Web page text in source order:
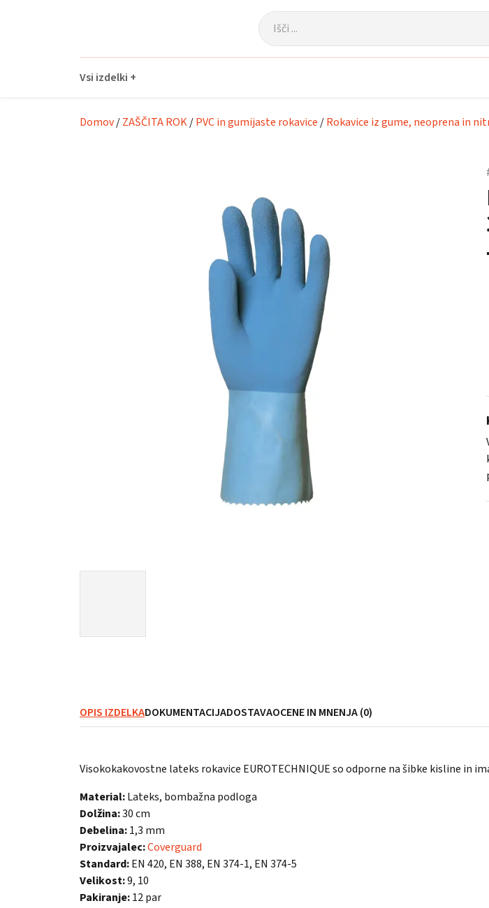
Vsi izdelki +
Domov/ZAŠČITA ROK/PVC in gumijaste rokavice /Rokavice iz gume, neoprena in
OPIS IZDELKADOKUMENTACIJADOSTAVAOCENE IN MNENJA (0)
Visokokakovostne lateks rokavice EUROTECHNIQUE so odporne na šibke kisline
Material:Lateks, bombažna podloga
Dolžina:30 cm
Debelina:1,3 mm
Proizvajalec:Coverguard
Standard:EN 420, EN 388, EN 374-1, EN 374-5
Velikost:9, 10
Pakiranje:12 par